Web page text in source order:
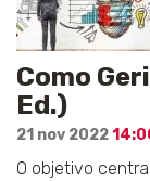
Como
Ed.)
21 nov 2022
O objetivo